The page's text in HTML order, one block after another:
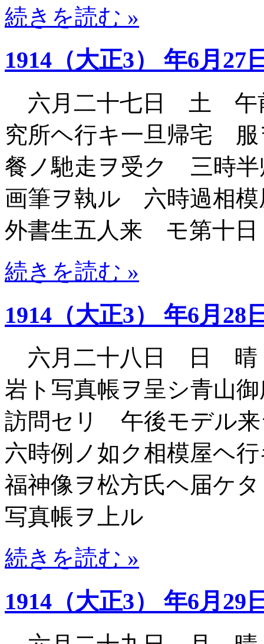
続きを読む »
1914（大正3） 年6月27
六月二十七日 土 午
究所ヘ行キ一旦帰宅 服
餐ノ馳走ヲ受ク 三時
画筆ヲ執ル 六時過相
外書生五人来 モ第十日
続きを読む »
1914（大正3） 年6月28
六月二十八日 日 晴
岩ト写真帳ヲ呈シ青山
訪問セリ 午後モデル
六時例ノ如ク相模屋ヘ
福神像ヲ松方氏ヘ届ケ
写真帳ヲ上ル
続きを読む »
1914（大正3） 年6月29